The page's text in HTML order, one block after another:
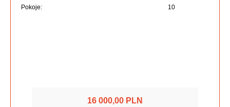
Pokoje: 10
16 000,00 PLN